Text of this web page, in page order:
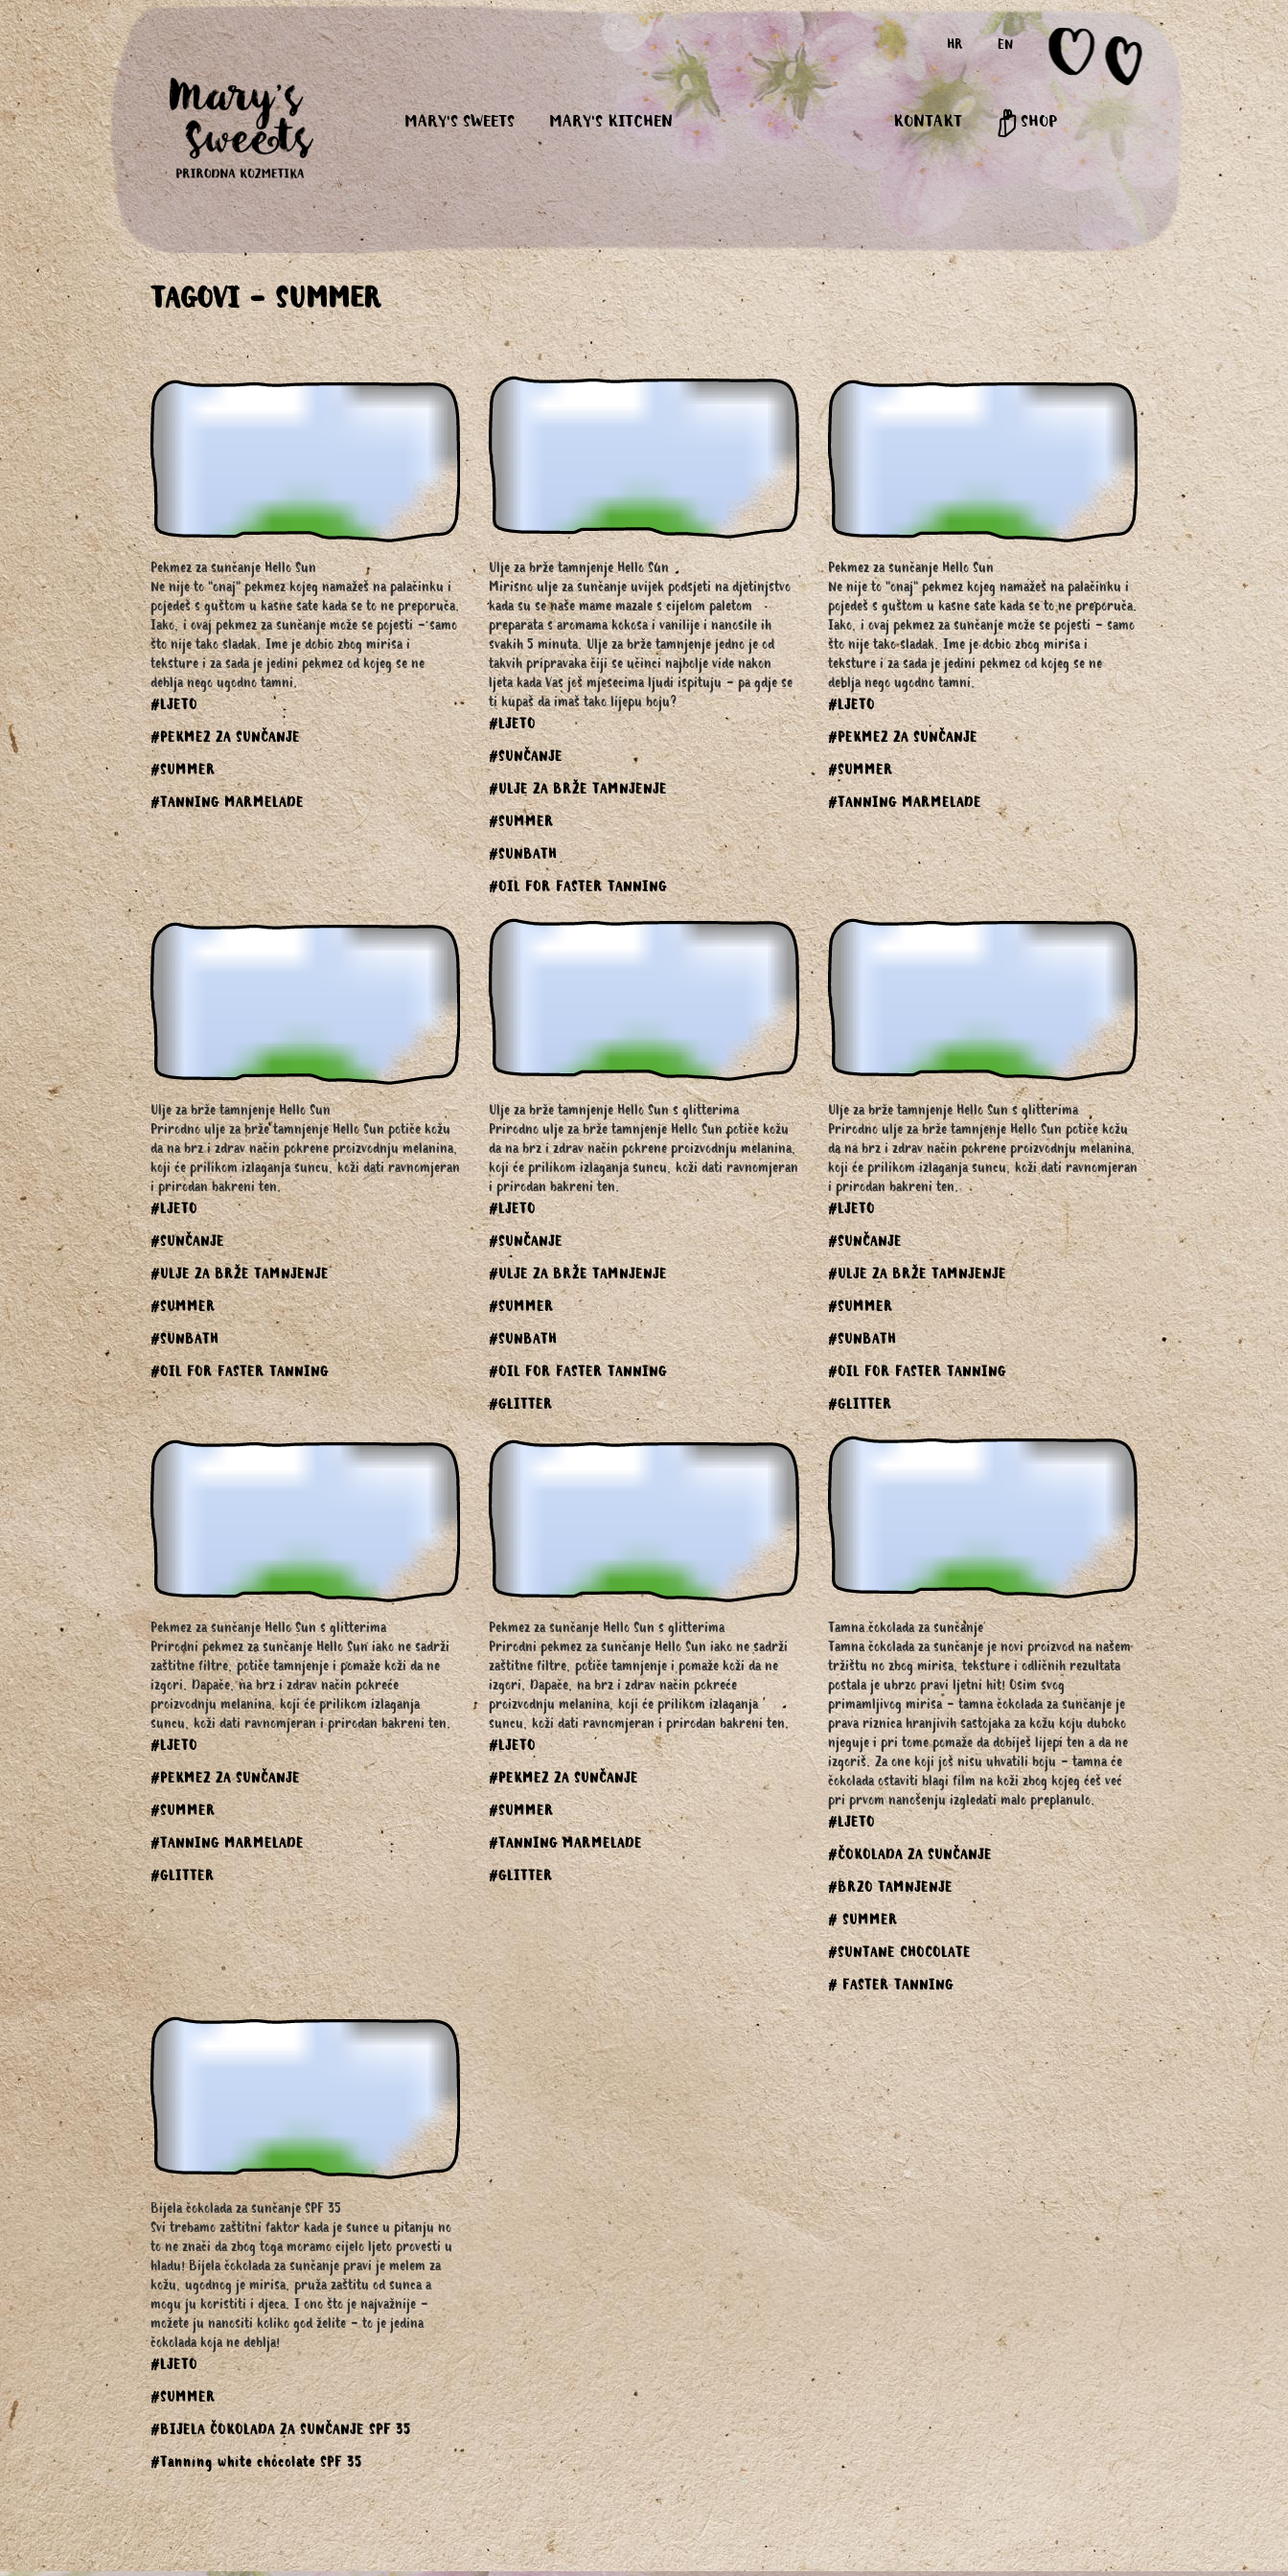
HR EN
MARY'S SWEETS MARY'S KITCHEN KONTAKT SHOP
TAGOVI - SUMMER
Pekmez za sunčanje Hello Sun
Ne nije to "onaj" pekmez kojeg namažeš na palačinku i
pojedeš s guštom u kasne sate kada se to ne preporuča.
Iako, i ovaj pekmez za sunčanje može se pojesti - samo
što nije tako sladak. Ime je dobio zbog mirisa i
teksture i za sada je jedini pekmez od kojeg se ne
deblja nego ugodno tamni.
#LJETO
#PEKMEZ ZA SUNČANJE
#SUMMER
#TANNING MARMELADE
Ulje za brže tamnjenje Hello Sun
Mirisno ulje za sunčanje uvijek podsjeti na djetinjstvo
kada su se naše mame mazale s cijelom paletom
preparata s aromama kokosa i vanilije i nanosile ih
svakih 5 minuta. Ulje za brže tamnjenje jedno je od
takvih pripravaka čiji se učinci najbolje vide nakon
ljeta kada Vas još mjesecima ljudi ispituju - pa gdje se
ti kupaš da imaš tako lijepu boju?
#LJETO
#SUNČANJE
#ULJE ZA BRŽE TAMNJENJE
#SUMMER
#SUNBATH
#OIL FOR FASTER TANNING
Pekmez za sunčanje Hello Sun
Ne nije to "onaj" pekmez kojeg namažeš na palačinku i
pojedeš s guštom u kasne sate kada se to ne preporuča.
Iako, i ovaj pekmez za sunčanje može se pojesti - samo
što nije tako sladak. Ime je dobio zbog mirisa i
teksture i za sada je jedini pekmez od kojeg se ne
deblja nego ugodno tamni.
#LJETO
#PEKMEZ ZA SUNČANJE
#SUMMER
#TANNING MARMELADE
Ulje za brže tamnjenje Hello Sun
Prirodno ulje za brže tamnjenje Hello Sun potiče kožu
da na brz i zdrav način pokrene proizvodnju melanina,
koji će prilikom izlaganja suncu, koži dati ravnomjeran
i prirodan bakreni ten.
#LJETO
#SUNČANJE
#ULJE ZA BRŽE TAMNJENJE
#SUMMER
#SUNBATH
#OIL FOR FASTER TANNING
Ulje za brže tamnjenje Hello Sun s glitterima
Prirodno ulje za brže tamnjenje Hello Sun potiče kožu
da na brz i zdrav način pokrene proizvodnju melanina,
koji će prilikom izlaganja suncu, koži dati ravnomjeran
i prirodan bakreni ten.
#LJETO
#SUNČANJE
#ULJE ZA BRŽE TAMNJENJE
#SUMMER
#SUNBATH
#OIL FOR FASTER TANNING
#GLITTER
Ulje za brže tamnjenje Hello Sun s glitterima
Prirodno ulje za brže tamnjenje Hello Sun potiče kožu
da na brz i zdrav način pokrene proizvodnju melanina,
koji će prilikom izlaganja suncu, koži dati ravnomjeran
i prirodan bakreni ten.
#LJETO
#SUNČANJE
#ULJE ZA BRŽE TAMNJENJE
#SUMMER
#SUNBATH
#OIL FOR FASTER TANNING
#GLITTER
Pekmez za sunčanje Hello Sun s glitterima
Prirodni pekmez za sunčanje Hello Sun iako ne sadrži
zaštitne filtre, potiče tamnjenje i pomaže koži da ne
izgori. Dapače, na brz i zdrav način pokreće
proizvodnju melanina, koji će prilikom izlaganja
suncu, koži dati ravnomjeran i prirodan bakreni ten.
#LJETO
#PEKMEZ ZA SUNČANJE
#SUMMER
#TANNING MARMELADE
#GLITTER
Pekmez za sunčanje Hello Sun s glitterima
Prirodni pekmez za sunčanje Hello Sun iako ne sadrži
zaštitne filtre, potiče tamnjenje i pomaže koži da ne
izgori. Dapače, na brz i zdrav način pokreće
proizvodnju melanina, koji će prilikom izlaganja
suncu, koži dati ravnomjeran i prirodan bakreni ten.
#LJETO
#PEKMEZ ZA SUNČANJE
#SUMMER
#TANNING MARMELADE
#GLITTER
Tamna čokolada za sunčanje
Tamna čokolada za sunčanje je novi proizvod na našem
tržištu no zbog mirisa, teksture i odličnih rezultata
postala je ubrzo pravi ljetni hit! Osim svog
primamljivog mirisa - tamna čokolada za sunčanje je
prava riznica hranjivih sastojaka za kožu koju duboko
njeguje i pri tome pomaže da dobiješ lijepi ten a da ne
izgoriš. Za one koji još nisu uhvatili boju - tamna će
čokolada ostaviti blagi film na koži zbog kojeg ćeš već
pri prvom nanošenju izgledati malo preplanulo.
#LJETO
#ČOKOLADA ZA SUNČANJE
#BRZO TAMNJENJE
# SUMMER
#SUNTANE CHOCOLATE
# FASTER TANNING
Bijela čokolada za sunčanje SPF 35
Svi trebamo zaštitni faktor kada je sunce u pitanju no
to ne znači da zbog toga moramo cijelo ljeto provesti u
hladu! Bijela čokolada za sunčanje pravi je melem za
kožu, ugodnog je mirisa, pruža zaštitu od sunca a
mogu ju koristiti i djeca. I ono što je najvažnije -
možete ju nanositi koliko god želite - to je jedina
čokolada koja ne deblja!
#LJETO
#SUMMER
#BIJELA ČOKOLADA ZA SUNČANJE SPF 35
#Tanning white chocolate SPF 35